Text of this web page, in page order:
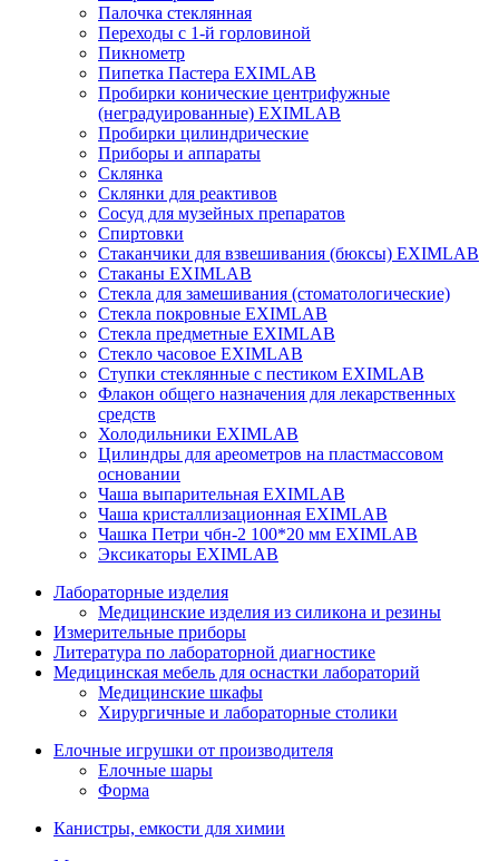
Палочка стеклянная
Переходы с 1-й горловиной
Пикнометр
Пипетка Пастера EXIMLAB
Пробирки конические центрифужные
(неградуированные) EXIMLAB
Пробирки цилиндрические
Приборы и аппараты
Склянка
Склянки для реактивов
Сосуд для музейных препаратов
Спиртовки
Стаканчики для взвешивания (бюксы) EXIMLAB
Стаканы EXIMLAB
Стекла для замешивания (стоматологические)
Стекла покровные EXIMLAB
Стекла предметные EXIMLAB
Стекло часовое EXIMLAB
Ступки стеклянные с пестиком EXIMLAB
Флакон общего назначения для лекарственных
средств
Холодильники EXIMLAB
Цилиндры для ареометров на пластмассовом
основании
Чаша выпарительная EXIMLAB
Чаша кристаллизационная EXIMLAB
Чашка Петри чбн-2 100*20 мм EXIMLAB
Эксикаторы EXIMLAB
Лабораторные изделия
Медицинские изделия из силикона и резины
Измерительные приборы
Литература по лабораторной диагностике
Медицинская мебель для оснастки лабораторий
Медицинские шкафы
Хирургичные и лабораторные столики
Елочные игрушки от производителя
Елочные шары
Форма
Канистры, емкости для химии